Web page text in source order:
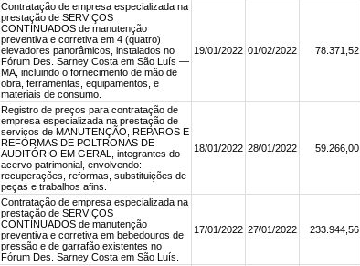
Contratação de empresa especializada na
prestação de SERVIÇOS
CONTINUADOS de manutenção
preventiva e corretiva em 4 (quatro)
elevadores panorâmicos, instalados no
Fórum Des. Sarney Costa em São Luís —
MA, incluindo o fornecimento de mão de
obra, ferramentas, equipamentos, e
materiais de consumo.
19/01/2022 01/02/2022 78.371,52
Registro de preços para contratação de
empresa especializada na prestação de
serviços de MANUTENÇÃO, REPAROS E
REFORMAS DE POLTRONAS DE
AUDITÓRIO EM GERAL, integrantes do
acervo patrimonial, envolvendo:
recuperações, reformas, substituições de
peças e trabalhos afins.
18/01/2022 28/01/2022 59.266,00
Contratação de empresa especializada na
prestação de SERVIÇOS
CONTINUADOS de manutenção
preventiva e corretiva em bebedouros de
pressão e de garrafão existentes no
Fórum Des. Sarney Costa em São Luís.
17/01/2022 27/01/2022 233.944,56